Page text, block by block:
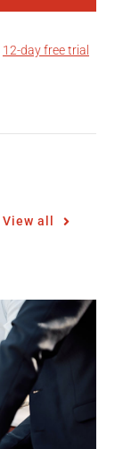
12-day free trial
View all